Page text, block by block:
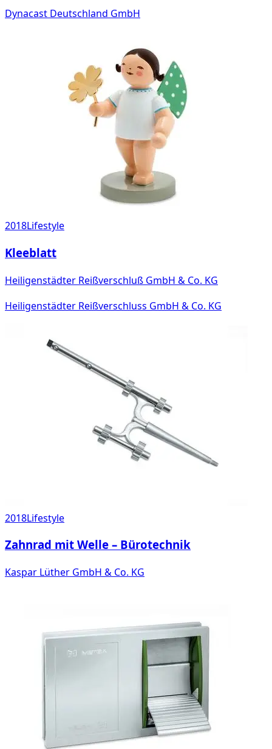
Dynacast Deutschland GmbH
2018Lifestyle
Kleeblatt
Heiligenstädter Reißverschluß GmbH & Co. KG
Heiligenstädter Reißverschluss GmbH & Co. KG
2018Lifestyle
Zahnrad mit Welle – Bürotechnik
Kaspar Lüther GmbH & Co. KG